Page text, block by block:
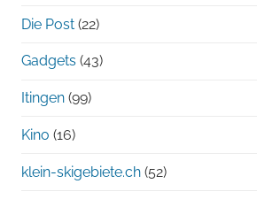
Die Post (22)
Gadgets (43)
Itingen (99)
Kino (16)
klein-skigebiete.ch (52)